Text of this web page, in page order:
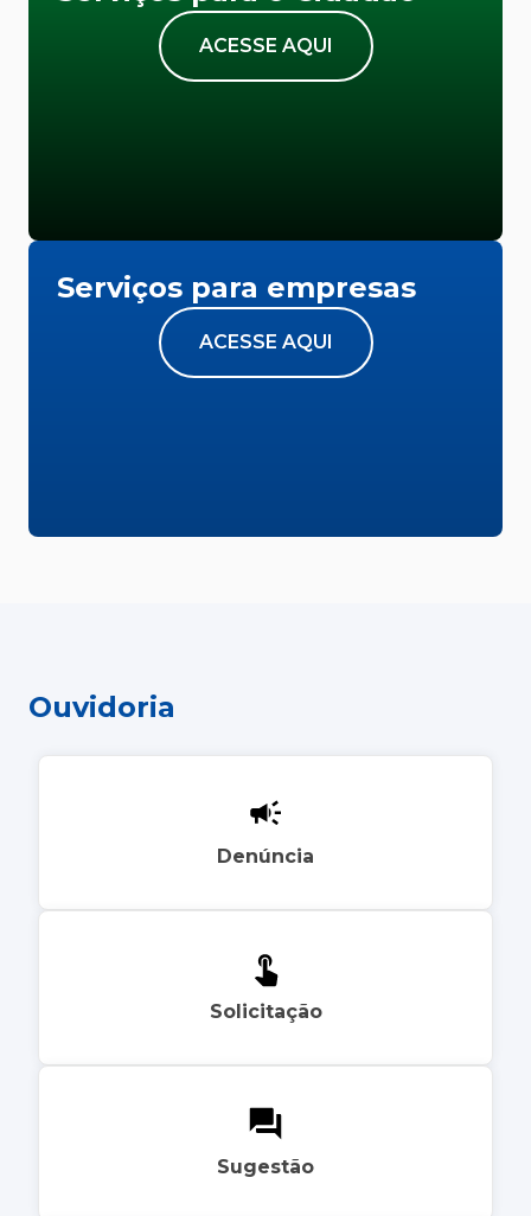
ACESSE AQUI
Serviços para empresas
ACESSE AQUI
Ouvidoria
Denúncia
Solicitação
Sugestão